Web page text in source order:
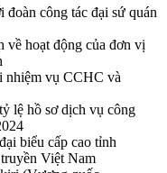
công tác đại sứ quán
về hoạt động của đơn vị
vụ CCHC và
lệ hồ sơ dịch vụ công
biểu cấp cao tỉnh
Việt Nam